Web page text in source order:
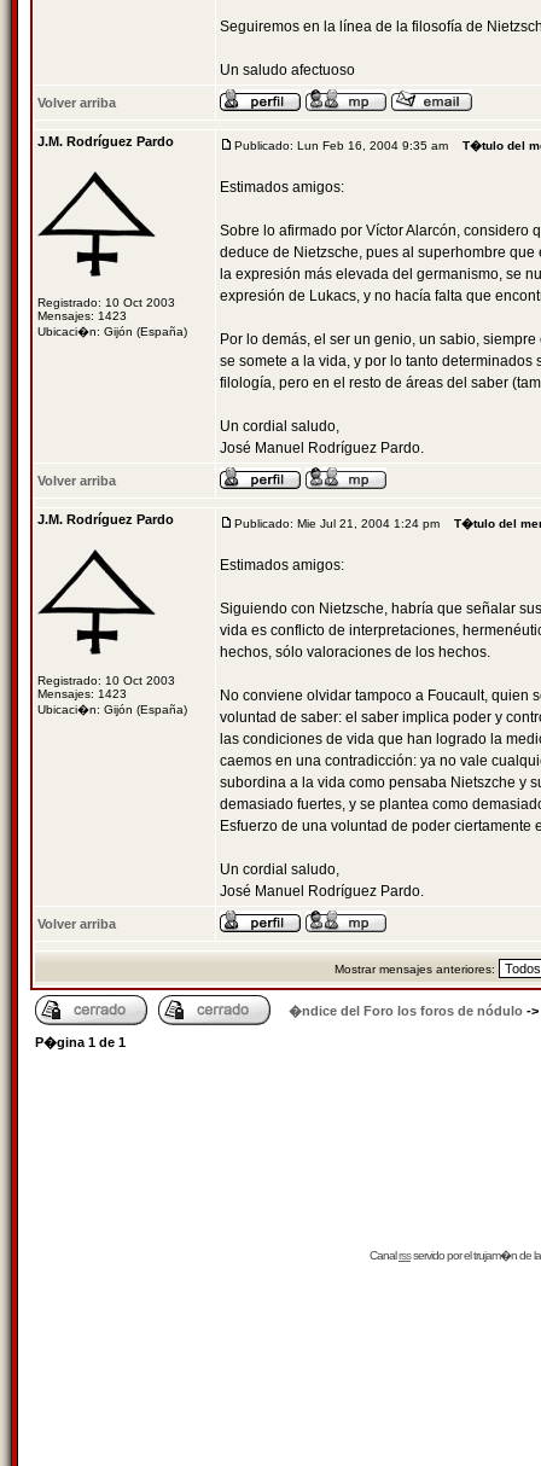
Seguiremos en la línea de la filosofía de
Un saludo afectuoso
Volver arriba
J.M. Rodríguez Pardo
Registrado: 10 Oct 2003
Mensajes: 1423
Ubicaci�n: Gijón (España)
Publicado: Lun Feb 16, 2004 9:35 am T�tulo del
Estimados amigos:
Sobre lo afirmado por Víctor Alarcón, considero
deduce de Nietzsche, pues al superhombre
la expresión más elevada del germanismo, se
expresión de Lukacs, y no hacía falta que
Por lo demás, el ser un genio, un sabio,
se somete a la vida, y por lo tanto
filología, pero en el resto de áreas del saber
Un cordial saludo,
José Manuel Rodríguez Pardo.
Volver arriba
J.M. Rodríguez Pardo
Registrado: 10 Oct 2003
Mensajes: 1423
Ubicaci�n: Gijón (España)
Publicado: Mie Jul 21, 2004 1:24 pm T�tulo del
Estimados amigos:
Siguiendo con Nietzsche, habría que señalar
vida es conflicto de interpretaciones,
hechos, sólo valoraciones de los hechos.
No conviene olvidar tampoco a Foucault, quien
voluntad de saber: el saber implica poder y
las condiciones de vida que han logrado la
caemos en una contradicción: ya no vale
subordina a la vida como pensaba Nietszche y
demasiado fuertes, y se plantea como
Esfuerzo de una voluntad de poder
Un cordial saludo,
José Manuel Rodríguez Pardo.
Volver arriba
Mostrar mensajes anteriores:
�ndice del Foro los foros de nódulo ->
P�gina 1 de 1
Canalrssservido por eltrujam�nde